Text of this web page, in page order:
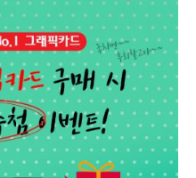
아
크
텍!
아
크
텍
그
래
픽
카